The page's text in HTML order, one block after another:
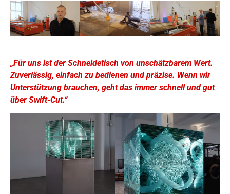
„Für uns ist der Schneidetisch von unschätzbarem Wert.
Zuverlässig, einfach zu bedienen und präzise. Wenn wir
Unterstützung brauchen, geht das immer schnell und gut
über Swift-Cut.“